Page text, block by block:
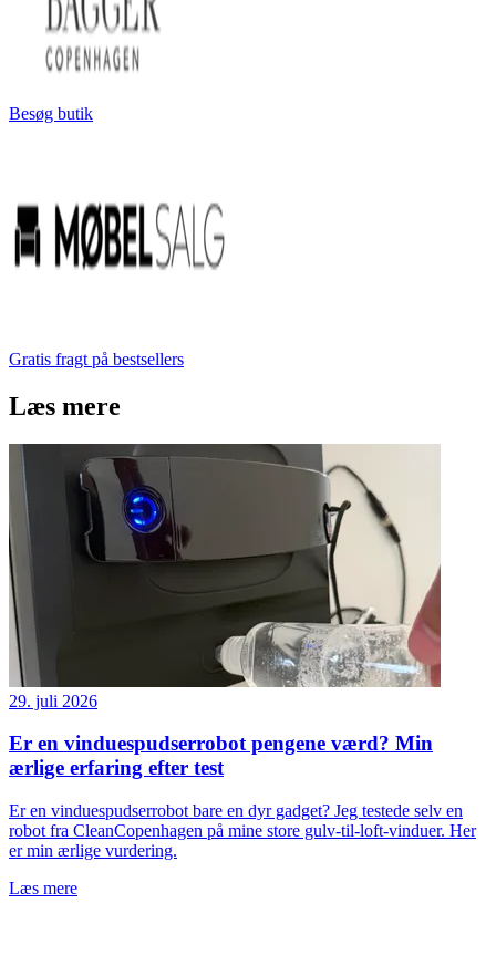
Besøg butik
Gratis fragt på bestsellers
Læs mere
29. juli 2026
Er en vinduespudserrobot pengene værd? Min
ærlige erfaring efter test
Er en vinduespudserrobot bare en dyr gadget? Jeg testede selv en
robot fra CleanCopenhagen på mine store gulv-til-loft-vinduer. Her
er min ærlige vurdering.
Læs mere